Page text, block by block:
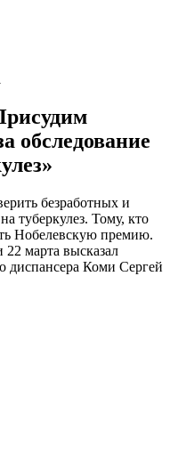
обследование
безработных и
туберкулез. Тому, кто
Нобелевскую премию.
марта высказал
диспансера Коми Сергей